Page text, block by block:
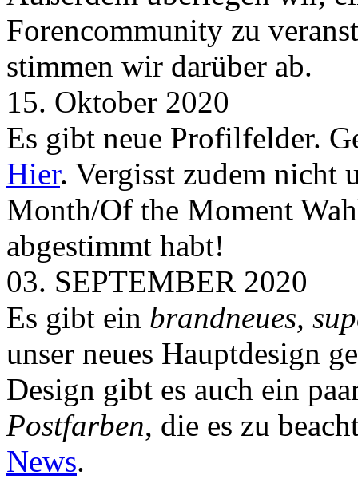
Forencommunity zu
stimmen wir darüber ab.
15. Oktober 2020
Es gibt neue Profilfelder.
Hier. Vergisst zudem nicht
Month/Of the Moment
abgestimmt habt!
03. SEPTEMBER 2020
Es gibt ein brandneues,
unser neues Hauptdesign
Design gibt es auch ein
Postfarben, die es zu
News.